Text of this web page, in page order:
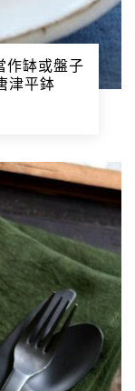
作缽或盤子
津平鉢